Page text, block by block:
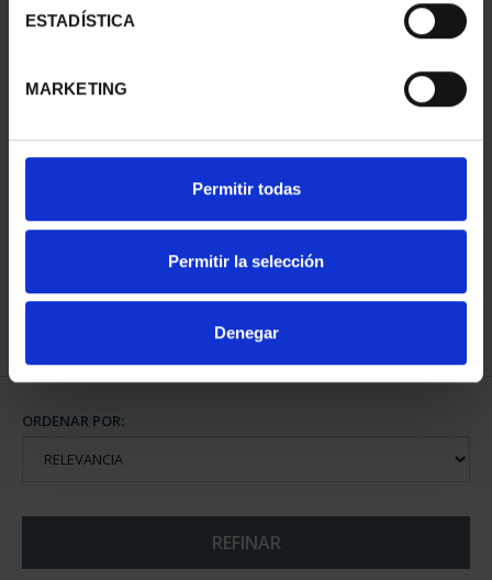
ESTADÍSTICA
MARKETING
Permitir todas
Permitir la selección
Denegar
CIUDADES PATRIMONIO
73,00 €
SUSCRIPCIÓN CIUDADES
PATRIMONIO DE LA
HU...
1.095,00 €
registrados
ORDENAR POR:
REFINAR